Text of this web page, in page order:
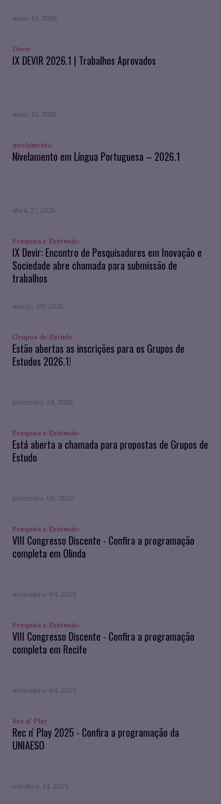
maio. 14, 2026
Devir
IX DEVIR 2026.1 | Trabalhos Aprovados
maio. 13, 2026
nivelamento
Nivelamento em Língua Portuguesa – 2026.1
abril. 27, 2026
Pesquisa e Extensão
IX Devir: Encontro de Pesquisadores em Inovação e
Sociedade abre chamada para submissão de
trabalhos
março. 09, 2026
Grupos de Estudo
Estão abertas as inscrições para os Grupos de
Estudos 2026.1!
fevereiro. 24, 2026
Pesquisa e Extensão
Está aberta a chamada para propostas de Grupos de
Estudo
fevereiro. 06, 2026
Pesquisa e Extensão
VIII Congresso Discente - Confira a programação
completa em Olinda
novembro. 04, 2025
Pesquisa e Extensão
VIII Congresso Discente - Confira a programação
completa em Recife
novembro. 04, 2025
Rec n' Play
Rec n' Play 2025 - Confira a programação da
UNIAESO
outubro. 14, 2025